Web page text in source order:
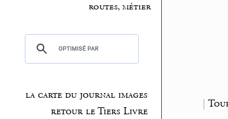
routes, métier
la carte du journal images
retour le Tiers Livre
|